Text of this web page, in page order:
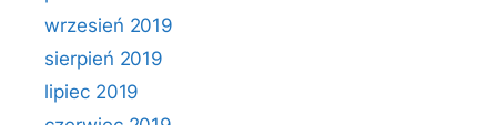
wrzesień 2019
sierpień 2019
lipiec 2019